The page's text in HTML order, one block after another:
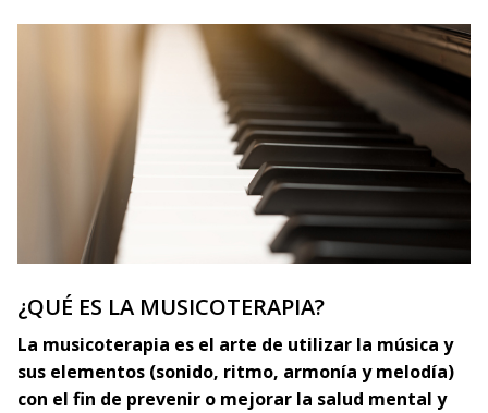
¿QUÉ ES LA MUSICOTERAPIA?
La musicoterapia es el arte de utilizar la música y
sus elementos (sonido, ritmo, armonía y melodía)
con el fin de prevenir o mejorar la salud mental y